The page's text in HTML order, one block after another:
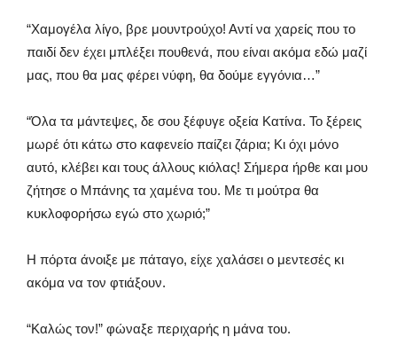
“Χαμογέλα λίγο, βρε μουντρούχο! Αντί να χαρείς που το
παιδί δεν έχει μπλέξει πουθενά, που είναι ακόμα εδώ μαζί
μας, που θα μας φέρει νύφη, θα δούμε εγγόνια…”
“Όλα τα μάντεψες, δε σου ξέφυγε οξεία Κατίνα. Το ξέρεις
μωρέ ότι κάτω στο καφενείο παίζει ζάρια; Κι όχι μόνο
αυτό, κλέβει και τους άλλους κιόλας! Σήμερα ήρθε και μου
ζήτησε ο Μπάνης τα χαμένα του. Με τι μούτρα θα
κυκλοφορήσω εγώ στο χωριό;”
Η πόρτα άνοιξε με πάταγο, είχε χαλάσει ο μεντεσές κι
ακόμα να τον φτιάξουν.
“Καλώς τον!” φώναξε περιχαρής η μάνα του.